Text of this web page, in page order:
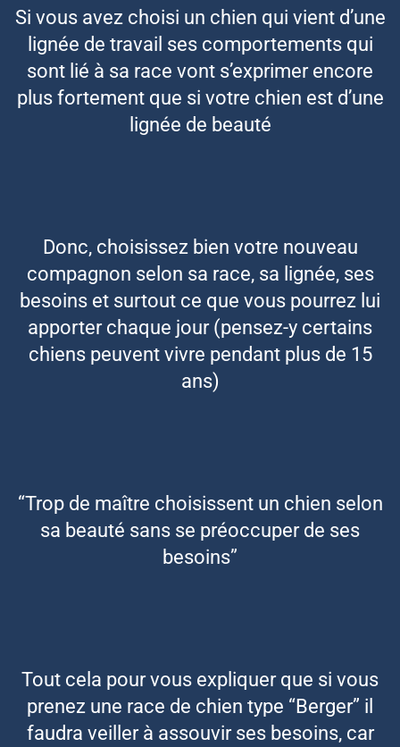
Si vous avez choisi un chien qui vient d’une
lignée de travail ses comportements qui
sont lié à sa race vont s’exprimer encore
plus fortement que si votre chien est d’une
lignée de beauté
Donc, choisissez bien votre nouveau
compagnon selon sa race, sa lignée, ses
besoins et surtout ce que vous pourrez lui
apporter chaque jour (pensez-y certains
chiens peuvent vivre pendant plus de 15
ans)
“Trop de maître choisissent un chien selon
sa beauté sans se préoccuper de ses
besoins”
Tout cela pour vous expliquer que si vous
prenez une race de chien type “Berger” il
faudra veiller à assouvir ses besoins, car